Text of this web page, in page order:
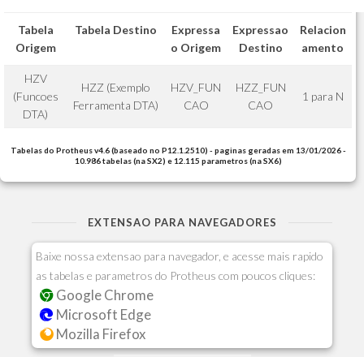
Tabela
Origem
Tabela Destino
Expressa
o Origem
Expressao
Destino
Relacion
amento
HZV
(Funcoes
DTA)
HZZ (Exemplo
Ferramenta DTA)
HZV_FUN
CAO
HZZ_FUN
CAO
1 para N
Tabelas do Protheus v4.6 (baseado no P12.1.2510) - paginas geradas em 13/01/2026 -
10.986 tabelas (na SX2) e 12.115 parametros (na SX6)
EXTENSAO PARA NAVEGADORES
Baixe nossa extensao para navegador, e acesse mais rapido
as tabelas e parametros do Protheus com poucos cliques:
Google Chrome
Microsoft Edge
Mozilla Firefox